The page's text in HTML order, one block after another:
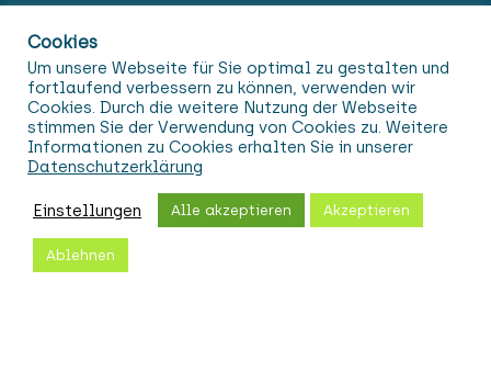
Impressum
Datenschutz
AGB
Cookies
Um unsere Webseite für Sie optimal zu gestalten und
fortlaufend verbessern zu können, verwenden wir
Cookies. Durch die weitere Nutzung der Webseite
stimmen Sie der Verwendung von Cookies zu. Weitere
Informationen zu Cookies erhalten Sie in unserer
Datenschutzerklärung
Einstellungen Alle akzeptieren Akzeptieren
Ablehnen